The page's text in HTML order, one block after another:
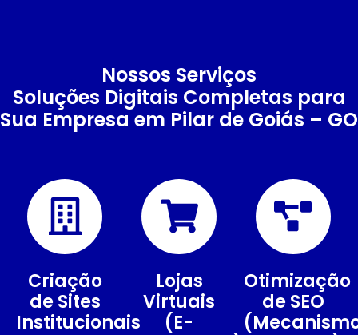
Nossos Serviços
Soluções Digitais Completas para
Sua Empresa em Pilar de Goiás – GO
Criação
de Sites
Institucionais
Lojas
Virtuais
(E-
Otimização
de SEO